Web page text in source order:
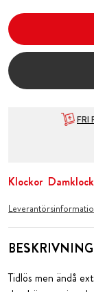
FRI
Klockor
BESKRIVNING
Tidlös men ändå